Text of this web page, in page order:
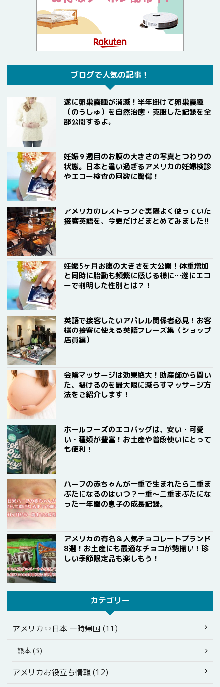
ブログで人気の記事！
遂に卵巣嚢腫が消滅！半年掛けて卵巣嚢腫
（のうしゅ）を自然治癒・克服した記録を全
部公開するよ。
妊娠９週目のお腹の大きさの写真とつわりの
状態。日本と違い過ぎるアメリカの妊婦検診
やエコー検査の回数に驚愕！
アメリカのレストランで実際よく使っていた
接客英語を、今更だけどまとめてみました!!
妊娠5ヶ月お腹の大きさを大公開！体重増加
と同時に胎動も頻繁に感じる様に…遂にエコ
ーで判明した性別とは？！
英語で接客したいアパレル関係者必見！お客
様の接客に使える英語フレーズ集（ショップ
店員編）
会陰マッサージは効果絶大！助産師から聞い
た、裂けるのを最大限に減らすマッサージ方
法をご紹介します！
ホールフーズのエコバッグは、安い・可愛
い・種類が豊富！お土産や普段使いにとって
も便利！
ハーフの赤ちゃんが一重で生まれたら二重ま
ぶたになるのはいつ？一重〜二重まぶたにな
った一年間の息子の成長記録。
アメリカの有名＆人気チョコレートブランド
8選！お土産にも最適なチョコが勢揃い！珍
しい季節限定品も楽しもう！
カテゴリー
アメリカ⇔日本 一時帰国 (11)
熊本 (3)
アメリカお役立ち情報 (12)